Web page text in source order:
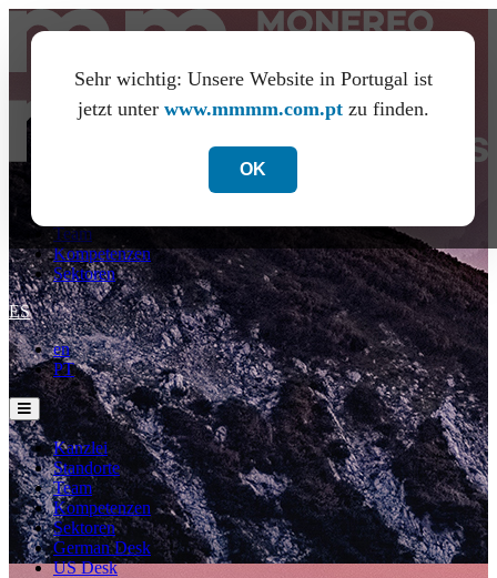
Sehr wichtig: Unsere Website in Portugal ist
jetzt unter www.mmmm.com.ptzu finden.
OK
Team
Kompetenzen
Sektoren
ES
en
PT
Kanzlei
Standorte
Team
Kompetenzen
Sektoren
German Desk
US Desk